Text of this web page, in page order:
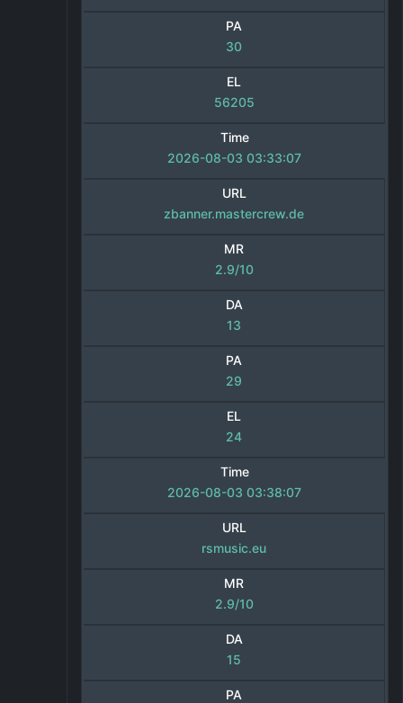
PA
30
EL
56205
Time
2026-08-03 03:33:07
URL
zbanner.mastercrew.de
MR
2.9/10
DA
13
PA
29
EL
24
Time
2026-08-03 03:38:07
URL
rsmusic.eu
MR
2.9/10
DA
15
PA